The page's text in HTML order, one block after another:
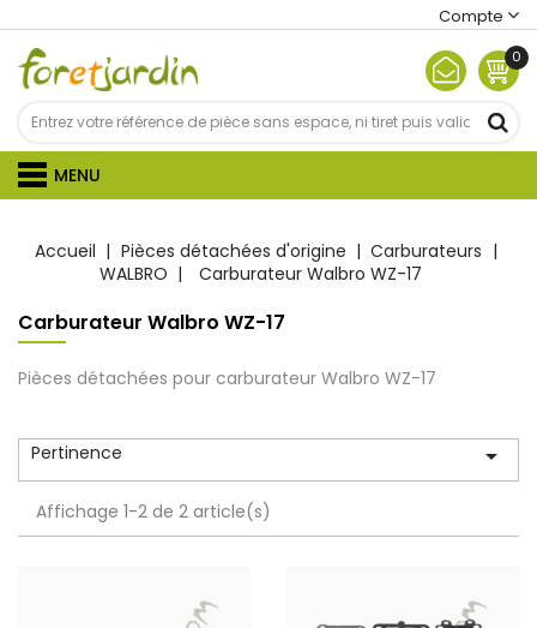
Compte
0
MENU
Accueil Pièces détachées d'origine
Carburateurs
WALBRO
Carburateur Walbro WZ-17
Carburateur Walbro WZ-17
Pièces détachées pour carburateur Walbro WZ-17
Pertinence 
Affichage 1-2 de 2 article(s)